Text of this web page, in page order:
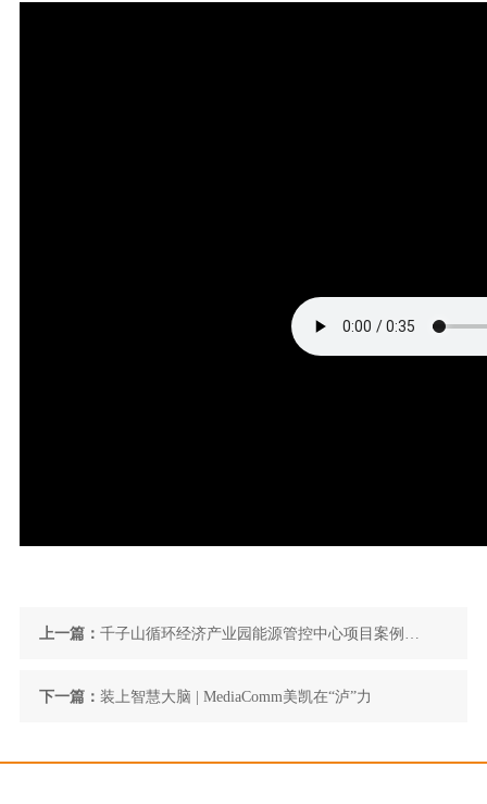
上一篇： 千子山循环经济产业园能源管控中心项目案例解
决方案
下一篇： 装上智慧大脑 | MediaComm美凯在“泸”力